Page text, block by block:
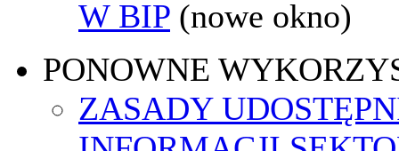
W BIP (nowe okno)
PONOWNE
ZASADY